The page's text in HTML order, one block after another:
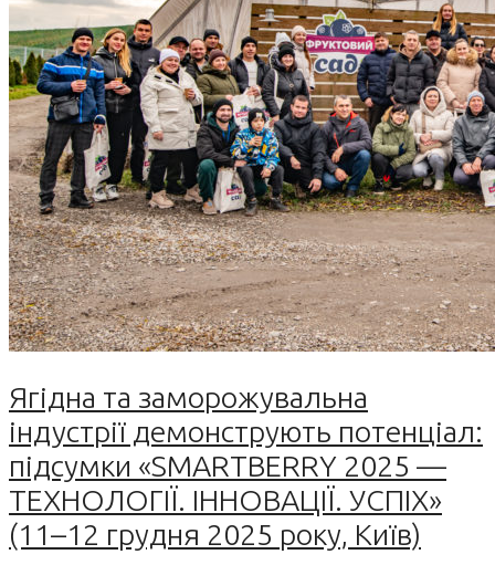
Ягідна та заморожувальна
індустрії демонструють потенціал:
підсумки «SMARTBERRY 2025 —
ТЕХНОЛОГІЇ. ІННОВАЦІЇ. УСПІХ»
(11–12 грудня 2025 року, Київ)